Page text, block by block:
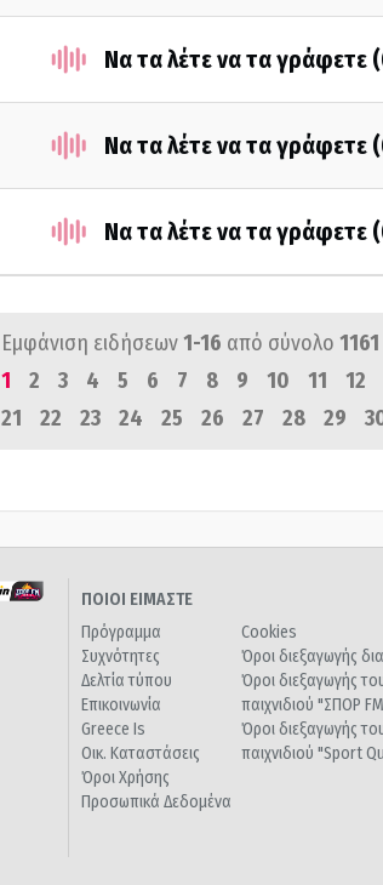
Να τα λέτε να τα
Να τα λέτε να τα
Να τα λέτε να τα
Εμφάνιση ειδήσεων1-16 από σύνολο 1161
1
2 3 4 5 6 7 8 9 10 11 12
21
22 23 24 25 26 27 28 29
ΠΟΙΟΙ ΕΙΜΑΣΤΕ
Πρόγραμμα
Συχνότητες
Δελτία τύπου
Επικοινωνία
Greece Is
Οικ. Καταστάσεις
Όροι Χρήσης
Προσωπικά Δεδομένα
Cookies
Όροι διεξαγωγής
Όροι διεξαγωγής
παιχνιδιού "ΣΠΟΡ
Όροι διεξαγωγής
παιχνιδιού "Sport